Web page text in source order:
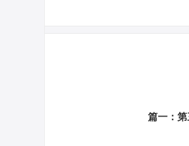
篇一：